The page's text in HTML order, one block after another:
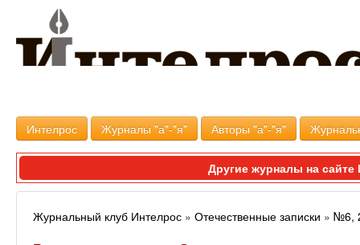
Интелрос Журналы "а"-"я" Авторы "а"-"я"
Другие журналы на
Журнальный клуб Интелрос » Отечественные записки » №6,